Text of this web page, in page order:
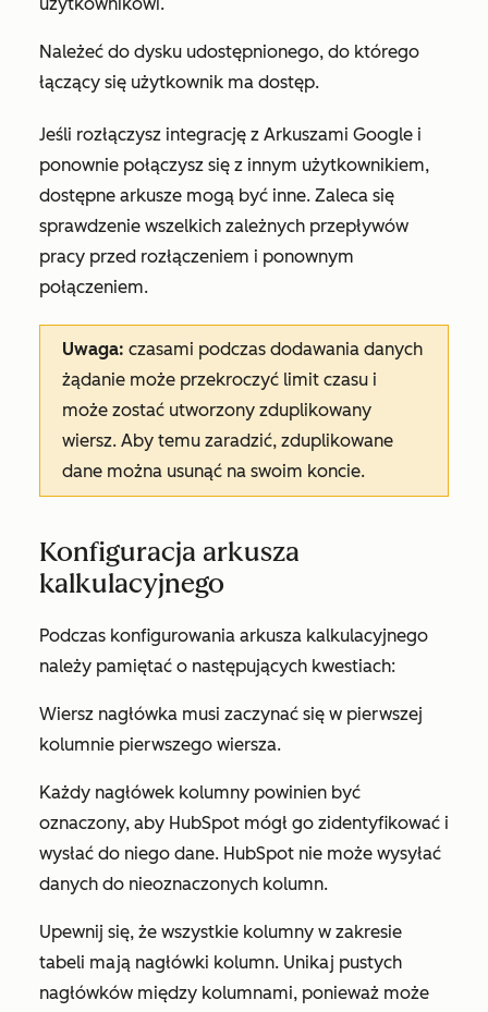
Należeć do dysku udostępnionego, do którego
łączący się użytkownik ma dostęp.
Jeśli rozłączysz integrację z Arkuszami Google i
ponownie połączysz się z innym użytkownikiem,
dostępne arkusze mogą być inne. Zaleca się
sprawdzenie wszelkich zależnych przepływów
pracy przed rozłączeniem i ponownym
połączeniem.
Uwaga: czasami podczas dodawania danych
żądanie może przekroczyć limit czasu i
może zostać utworzony zduplikowany
wiersz. Aby temu zaradzić, zduplikowane
dane można usunąć na swoim koncie.
Konfiguracja arkusza
kalkulacyjnego
Podczas konfigurowania arkusza kalkulacyjnego
należy pamiętać o następujących kwestiach:
Wiersz nagłówka musi zaczynać się w pierwszej
kolumnie pierwszego wiersza.
Każdy nagłówek kolumny powinien być
oznaczony, aby HubSpot mógł go zidentyfikować i
wysłać do niego dane. HubSpot nie może wysyłać
danych do nieoznaczonych kolumn.
Upewnij się, że wszystkie kolumny w zakresie
tabeli mają nagłówki kolumn. Unikaj pustych
nagłówków między kolumnami, ponieważ może